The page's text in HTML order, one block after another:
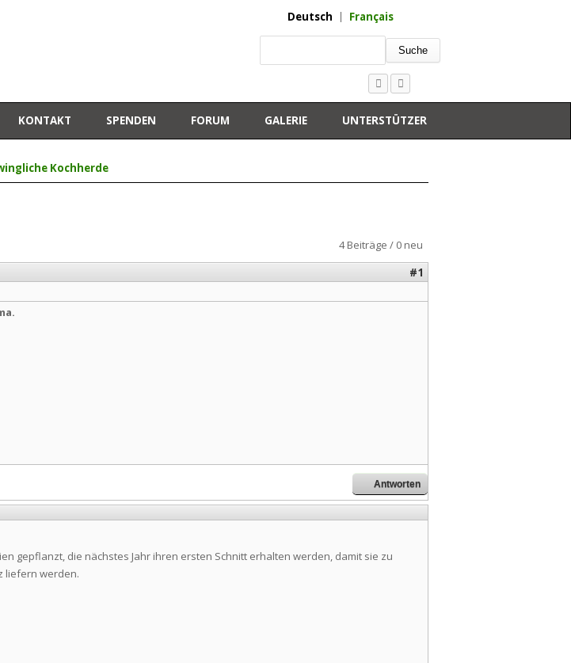
Deutsch
Français
KONTAKT SPENDEN FORUM GALERIE UNTERSTÜTZER
Kochherde
4 Beiträge / 0 neu
#1
Antworten
gepflanzt, die nächstes Jahr ihren ersten Schnitt erhalten werden, damit sie zu
liefern werden.